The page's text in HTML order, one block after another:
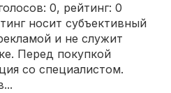
0, рейтинг: 0
носит субъективный
и не служит
Перед покупкой
со специалистом.